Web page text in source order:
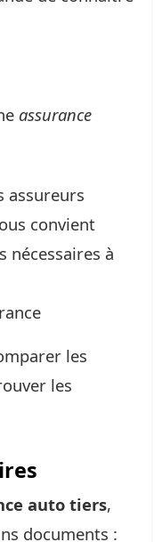
assurance
assureurs
convient
nécessaires à
les
les
auto tiers,
documents :